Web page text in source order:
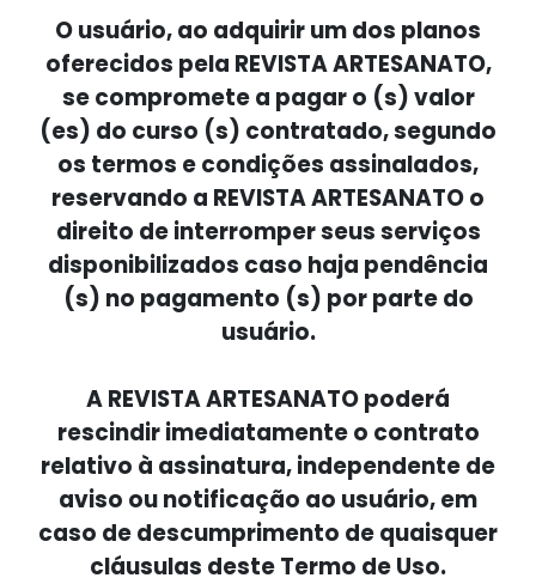
O usuário, ao adquirir um dos planos
oferecidos pela REVISTA ARTESANATO,
se compromete a pagar o (s) valor
(es) do curso (s) contratado, segundo
os termos e condições assinalados,
reservando a REVISTA ARTESANATO o
direito de interromper seus serviços
disponibilizados caso haja pendência
(s) no pagamento (s) por parte do
usuário.
A REVISTA ARTESANATO poderá
rescindir imediatamente o contrato
relativo à assinatura, independente de
aviso ou notificação ao usuário, em
caso de descumprimento de quaisquer
cláusulas deste Termo de Uso.